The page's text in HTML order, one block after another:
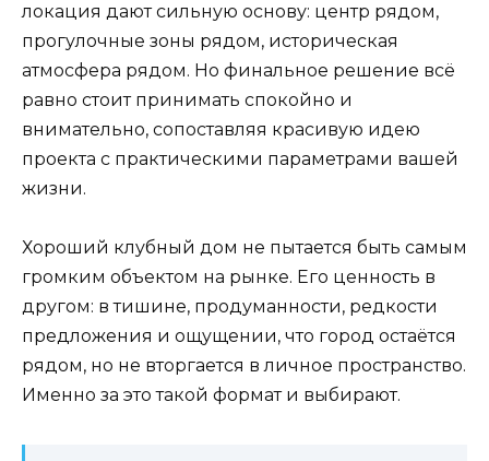
локация дают сильную основу: центр рядом,
прогулочные зоны рядом, историческая
атмосфера рядом. Но финальное решение всё
равно стоит принимать спокойно и
внимательно, сопоставляя красивую идею
проекта с практическими параметрами вашей
жизни.
Хороший клубный дом не пытается быть самым
громким объектом на рынке. Его ценность в
другом: в тишине, продуманности, редкости
предложения и ощущении, что город остаётся
рядом, но не вторгается в личное пространство.
Именно за это такой формат и выбирают.